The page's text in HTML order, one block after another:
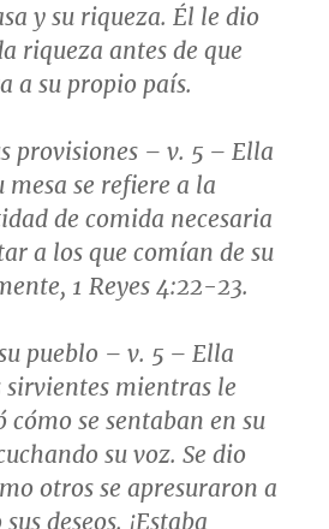
y su riqueza. Él le dio
riqueza antes de que
a su propio país.
provisiones –v. 5 – Ella
mesa se refiere a la
de comida necesaria
a los que comían de su
1 Reyes 4:22-23.
pueblo –v. 5 – Ella
sirvientes mientras le
cómo se sentaban en su
su voz. Se dio
otros se apresuraron a
deseos. ¡Estaba